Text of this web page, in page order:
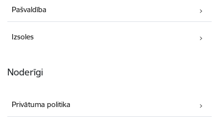
Pašvaldība
Izsoles
Noderīgi
Privātuma politika